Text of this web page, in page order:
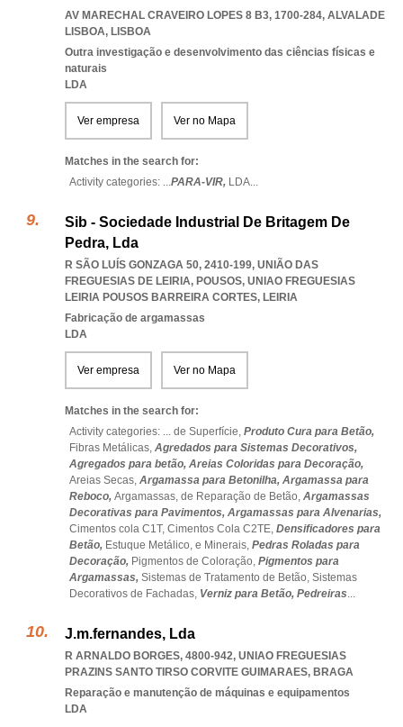
AV MARECHAL CRAVEIRO LOPES 8 B3, 1700-284, ALVALADE
LISBOA, LISBOA
Outra investigação e desenvolvimento das ciências físicas e
naturais
LDA
Ver empresa Ver no Mapa
Matches in the search for:
Activity categories: ...PARA-VIR, LDA...
Sib - Sociedade Industrial De Britagem De
Pedra, Lda
R SÃO LUÍS GONZAGA 50, 2410-199, UNIÃO DAS
FREGUESIAS DE LEIRIA, POUSOS, UNIAO FREGUESIAS
LEIRIA POUSOS BARREIRA CORTES, LEIRIA
Fabricação de argamassas
LDA
Ver empresa Ver no Mapa
Matches in the search for:
Activity categories: ... de Superfície, Produto Cura para Betão,
Fibras Metálicas, Agredados para Sistemas Decorativos,
Agregados para betão, Areias Coloridas para Decoração,
Areias Secas, Argamassa para Betonilha, Argamassa para
Reboco, Argamassas, de Reparação de Betão, Argamassas
Decorativas para Pavimentos, Argamassas para Alvenarias,
Cimentos cola C1T, Cimentos Cola C2TE, Densificadores para
Betão, Estuque Metálico, e Minerais, Pedras Roladas para
Decoração, Pigmentos de Coloração, Pigmentos para
Argamassas, Sistemas de Tratamento de Betão, Sistemas
Decorativos de Fachadas, Verniz para Betão, Pedreiras...
J.m.fernandes, Lda
R ARNALDO BORGES, 4800-942, UNIAO FREGUESIAS
PRAZINS SANTO TIRSO CORVITE GUIMARAES, BRAGA
Reparação e manutenção de máquinas e equipamentos
LDA